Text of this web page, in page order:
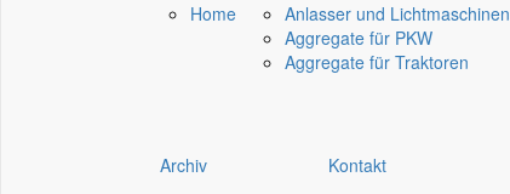
Home
Anlasser und Lichtmaschinen
Aggregate für PKW
Aggregate für Traktoren
Archiv
Kontakt